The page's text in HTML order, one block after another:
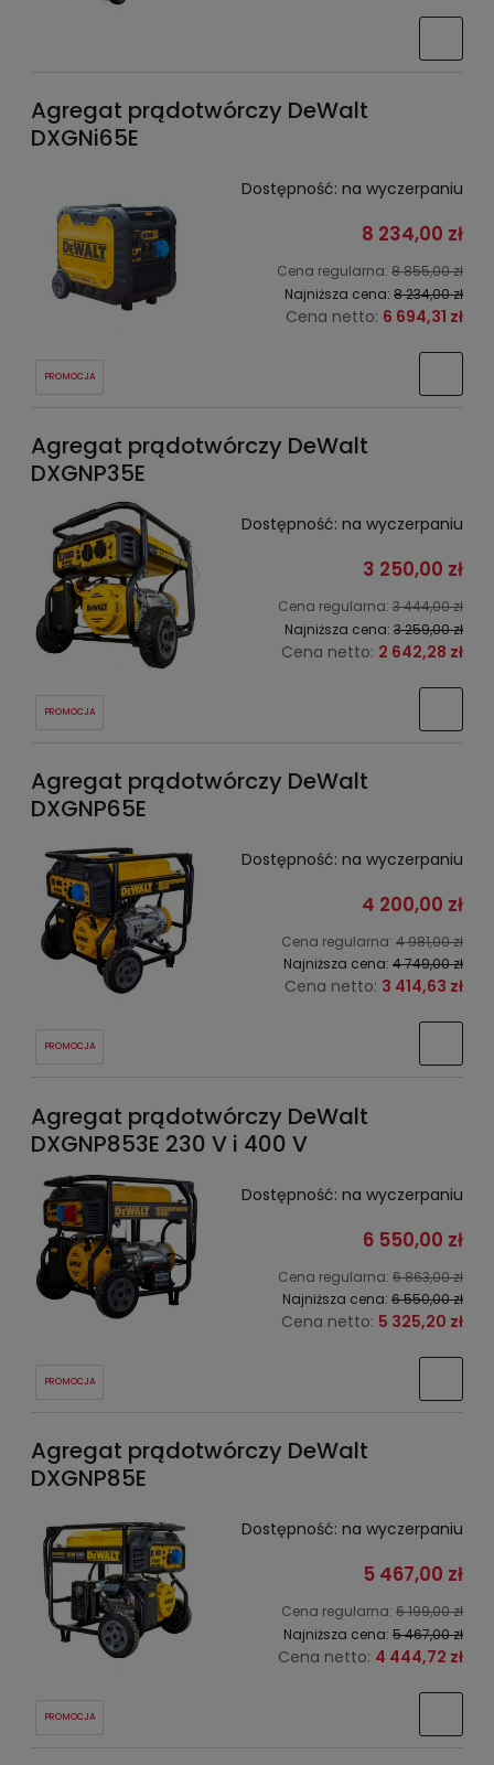
Agregat prądotwórczy DeWalt
DXGNi65E
Dostępność: na wyczerpaniu
8 234,00 zł
Cena regularna: 8 855,00 zł
Najniższa cena: 8 234,00 zł
Cena netto: 6 694,31 zł
PROMOCJA
Agregat prądotwórczy DeWalt
DXGNP35E
Dostępność: na wyczerpaniu
3 250,00 zł
Cena regularna: 3 444,00 zł
Najniższa cena: 3 259,00 zł
Cena netto: 2 642,28 zł
PROMOCJA
Agregat prądotwórczy DeWalt
DXGNP65E
Dostępność: na wyczerpaniu
4 200,00 zł
Cena regularna: 4 981,00 zł
Najniższa cena: 4 749,00 zł
Cena netto: 3 414,63 zł
PROMOCJA
Agregat prądotwórczy DeWalt
DXGNP853E 230 V i 400 V
Dostępność: na wyczerpaniu
6 550,00 zł
Cena regularna: 6 863,00 zł
Najniższa cena: 6 550,00 zł
Cena netto: 5 325,20 zł
PROMOCJA
Agregat prądotwórczy DeWalt
DXGNP85E
Dostępność: na wyczerpaniu
5 467,00 zł
Cena regularna: 6 199,00 zł
Najniższa cena: 5 467,00 zł
Cena netto: 4 444,72 zł
PROMOCJA